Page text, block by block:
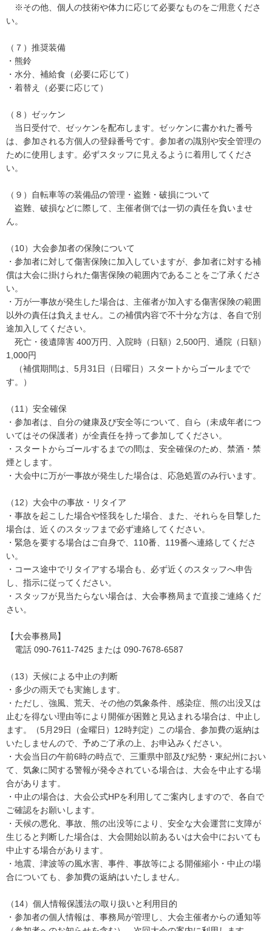
※その他、個人の技術や体力に応じて必要なものをご用意くださ
い。
（７）推奨装備
・熊鈴
・水分、補給食（必要に応じて）
・着替え（必要に応じて）
（８）ゼッケン
当日受付で、ゼッケンを配布します。ゼッケンに書かれた番号
は、参加される方個人の登録番号です。参加者の識別や安全管理の
ために使用します。必ずスタッフに見えるように着用してくださ
い。
（９）自転車等の装備品の管理・盗難・破損について
盗難、破損などに際して、主催者側では一切の責任を負いませ
ん。
（10）大会参加者の保険について
・参加者に対して傷害保険に加入していますが、参加者に対する補
償は大会に掛けられた傷害保険の範囲内であることをご了承くださ
い。
・万が一事故が発生した場合は、主催者が加入する傷害保険の範囲
以外の責任は負えません。この補償内容で不十分な方は、各自で別
途加入してください。
死亡・後遺障害 400万円、入院時（日額）2,500円、通院（日額）
1,000円
（補償期間は、5月31日（日曜日）スタートからゴールまでで
す。）
（11）安全確保
・参加者は、自分の健康及び安全等について、自ら（未成年者につ
いてはその保護者）が全責任を持って参加してください。
・スタートからゴールするまでの間は、安全確保のため、禁酒・禁
煙とします。
・大会中に万が一事故が発生した場合は、応急処置のみ行います。
（12）大会中の事故・リタイア
・事故を起こした場合や怪我をした場合、また、それらを目撃した
場合は、近くのスタッフまで必ず連絡してください。
・緊急を要する場合はご自身で、110番、119番へ連絡してくださ
い。
・コース途中でリタイアする場合も、必ず近くのスタッフへ申告
し、指示に従ってください。
・スタッフが見当たらない場合は、大会事務局まで直接ご連絡くだ
さい。
【大会事務局】
電話 090-7611-7425 または 090-7678-6587
（13）天候による中止の判断
・多少の雨天でも実施します。
・ただし、強風、荒天、その他の気象条件、感染症、熊の出没又は
止むを得ない理由等により開催が困難と見込まれる場合は、中止し
ます。（5月29日（金曜日）12時判定）この場合、参加費の返納は
いたしませんので、予めご了承の上、お申込みください。
・大会当日の午前6時の時点で、三重県中部及び紀勢・東紀州におい
て、気象に関する警報が発令されている場合は、大会を中止する場
合があります。
・中止の場合は、大会公式HPを利用してご案内しますので、各自で
ご確認をお願いします。
・天候の悪化、事故、熊の出没等により、安全な大会運営に支障が
生じると判断した場合は、大会開始以前あるいは大会中においても
中止する場合があります。
・地震、津波等の風水害、事件、事故等による開催縮小・中止の場
合についても、参加費の返納はいたしません。
（14）個人情報保護法の取り扱いと利用目的
・参加者の個人情報は、事務局が管理し、大会主催者からの通知等